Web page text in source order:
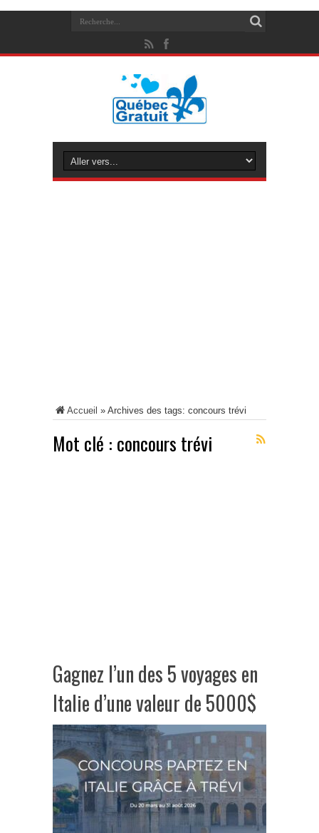
Accueil » Archives des tags: concours trévi
Mot clé : concours trévi
Gagnez l’un des 5 voyages en
Italie d’une valeur de 5000$